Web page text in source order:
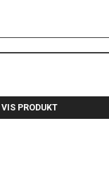
VIS PRODUKT